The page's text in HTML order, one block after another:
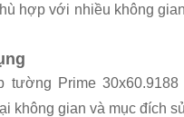
hợp với nhiều không
tường Prime
không gian và mục đích